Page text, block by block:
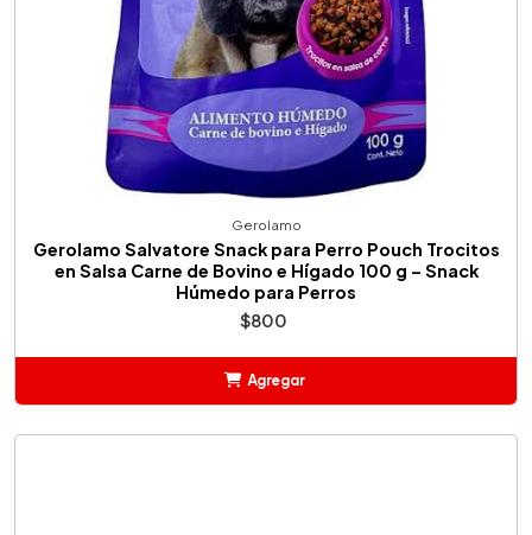
Gerolamo
Gerolamo Salvatore Snack para Perro Pouch Trocitos
en Salsa Carne de Bovino e Hígado 100 g – Snack
Húmedo para Perros
$800
Agregar